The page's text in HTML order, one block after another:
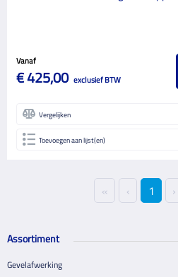
Vanaf
€ 425,00 exclusief BTW
Vergelijken
Toevoegen aan lijst(en)
« ‹ 1 ›
Assortiment
Gevelafwerking